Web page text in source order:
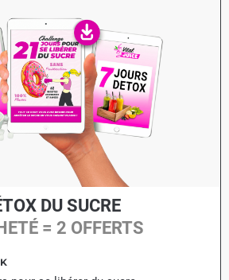
DU SUCRE
= 2 OFFERTS